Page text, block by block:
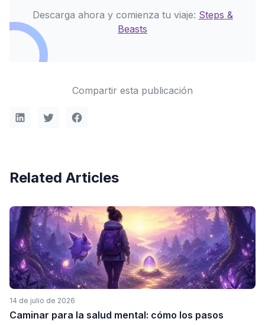
Descarga ahora y comienza tu viaje: Steps &
Beasts
Compartir esta publicación
Related Articles
14 de julio de 2026
Caminar para la salud mental: cómo los pasos